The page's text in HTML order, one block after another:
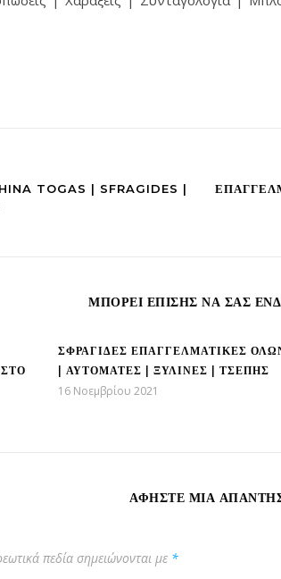
και οικονομικά φτιάξτε τη δική
TOGAS | SFRAGIDES |
ΜΠΟΡΕΊ ΕΠΊΣΗΣ ΝΑ ΣΑΣ
ΣΤΟ
ΣΦΡΑΓΊΔΕΣ ΕΠΑΓΓΕΛΜΑΤΙΚΈΣ
| ΑΥΤΟΜΑΤΕΣ | ΞΥΛΙΝΕΣ | ΤΣΕΠΗΣ
16 Νοεμβρίου 2021
ΑΦΉΣΤΕ ΜΙΑ
πεδία σημειώνονται με *